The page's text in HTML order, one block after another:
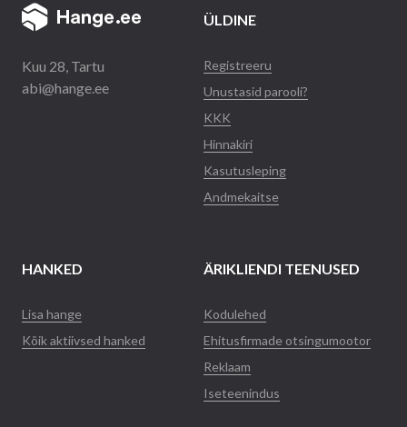
Kuu 28, Tartu
abi@hange.ee
ÜLDINE
Registreeru
Unustasid parooli?
KKK
Hinnakiri
Kasutusleping
Andmekaitse
HANKED
Lisa hange
Kõik aktiivsed hanked
ÄRIKLIENDI TEENUSED
Kodulehed
Ehitusfirmade otsingumootor
Reklaam
Iseteenindus